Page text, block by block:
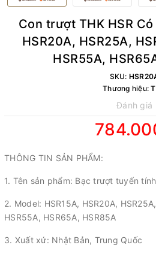
Con trượt THK HSR
HSR20A, HSR25A,
HSR55A,
SKU:
Thương hiệu:
Đánh giá
THÔNG TIN SẢN PHẨM:
1. Tên sản phẩm: Bạc trượt tuyến
2. Model: HSR15A, HSR20A,
HSR55A, HSR65A, HSR85A
3. Xuất xứ: Nhật Bản, Trung Quốc